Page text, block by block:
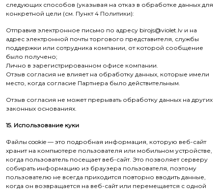
следующих способов (указывая на отказ в обработке данных для
конкретной цели (см. Пункт 4 Политики):
Отправив электронное письмо по адресу birojs@violet.lv и на
адрес электронной почты торгового представителя, службы
поддержки или сотрудника компании, от которой сообщение
было получено;
Лично в зарегистрированном офисе компании.
Отзыв согласия не влияет на обработку данных, которые имели
место, когда согласие Партнера было действительным.
Отзыв согласия не может прерывать обработку данных на других
законных основаниях.
15. Использование куки
Файлы cookie — это подробная информация, которую веб-сайт
хранит на компьютере пользователя или мобильном устройстве,
когда пользователь посещает веб-сайт. Это позволяет серверу
собирать информацию из браузера пользователя, поэтому
пользователю не всегда приходится повторно вводить данные,
когда он возвращается на веб-сайт или перемещается с одной